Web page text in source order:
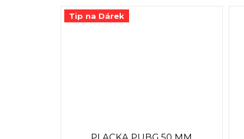
Tip na Dárek